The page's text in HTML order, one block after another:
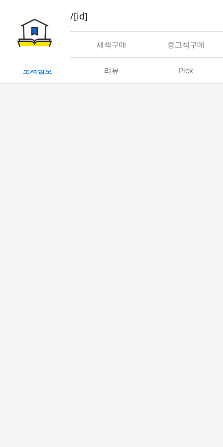
book/rent/[id]
대여 새책구매 중고책구매
도서정보 리뷰 Pick